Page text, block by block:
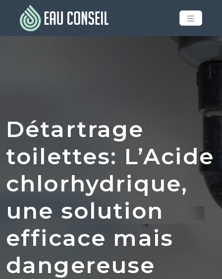
Détartrage
toilettes: L’Acide
chlorhydrique,
une solution
efficace mais
dangereuse